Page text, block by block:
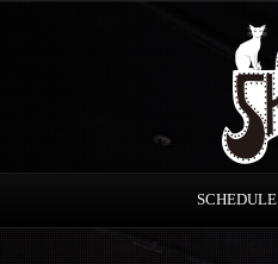
SCHEDULE